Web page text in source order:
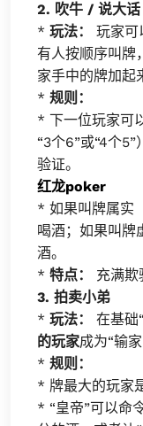
2. 吹牛 / 说大话
* 玩法：
玩家可
有人按顺序叫牌
家手中的牌加起
* 规则：
* 下一位玩家可
“3个6”或“4个
验证。
红龙poker
* 如果叫牌属实
喝酒；如果叫牌
酒。
* 特点：
充满欺
3. 拍卖小弟
* 玩法： 在基础
的玩家成为“输家
* 规则：
* 牌最大的玩家
* “皇帝”可以命